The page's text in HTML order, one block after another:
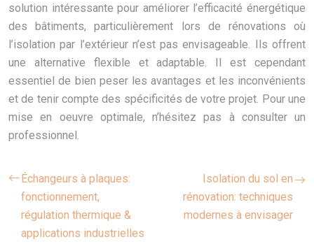
solution intéressante pour améliorer l’efficacité énergétique
des bâtiments, particulièrement lors de rénovations où
l’isolation par l’extérieur n’est pas envisageable. Ils offrent
une alternative flexible et adaptable. Il est cependant
essentiel de bien peser les avantages et les inconvénients
et de tenir compte des spécificités de votre projet. Pour une
mise en oeuvre optimale, n’hésitez pas à consulter un
professionnel.
Échangeurs à plaques:
fonctionnement,
régulation thermique &
applications industrielles
Isolation du sol en
rénovation: techniques
modernes à envisager